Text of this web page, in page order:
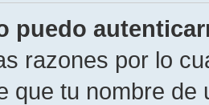
puedo
razones por lo
que tu nombre